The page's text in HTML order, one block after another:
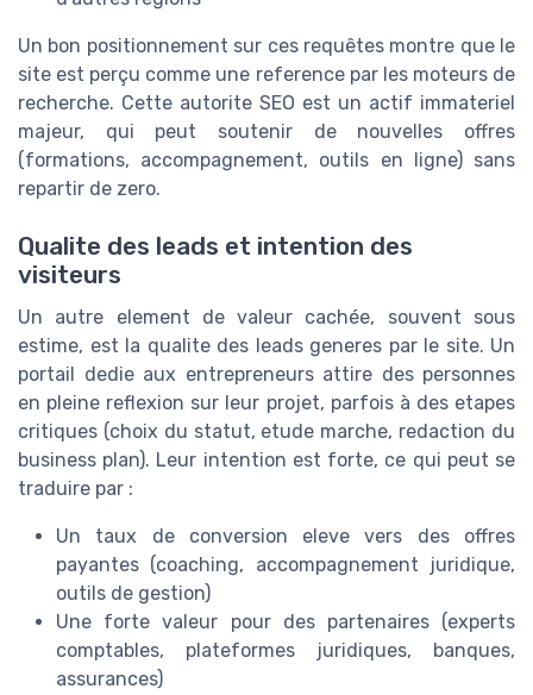
Un bon positionnement sur ces requêtes montre que le
site est perçu comme une reference par les moteurs de
recherche. Cette autorite SEO est un actif immateriel
majeur, qui peut soutenir de nouvelles offres
(formations, accompagnement, outils en ligne) sans
repartir de zero.
Qualite des leads et intention des
visiteurs
Un autre element de valeur cachée, souvent sous
estime, est la qualite des leads generes par le site. Un
portail dedie aux entrepreneurs attire des personnes
en pleine reflexion sur leur projet, parfois à des etapes
critiques (choix du statut, etude marche, redaction du
business plan). Leur intention est forte, ce qui peut se
traduire par :
Un taux de conversion eleve vers des offres
payantes (coaching, accompagnement juridique,
outils de gestion)
Une forte valeur pour des partenaires (experts
comptables, plateformes juridiques, banques,
assurances)